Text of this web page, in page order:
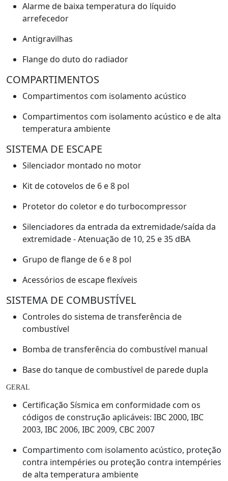
Alarme de baixa temperatura do líquido
arrefecedor
Antigravilhas
Flange do duto do radiador
COMPARTIMENTOS
Compartimentos com isolamento acústico
Compartimentos com isolamento acústico e de alta
temperatura ambiente
SISTEMA DE ESCAPE
Silenciador montado no motor
Kit de cotovelos de 6 e 8 pol
Protetor do coletor e do turbocompressor
Silenciadores da entrada da extremidade/saída da
extremidade - Atenuação de 10, 25 e 35 dBA
Grupo de flange de 6 e 8 pol
Acessórios de escape flexíveis
SISTEMA DE COMBUSTÍVEL
Controles do sistema de transferência de
combustível
Bomba de transferência do combustível manual
Base do tanque de combustível de parede dupla
GERAL
Certificação Sísmica em conformidade com os
códigos de construção aplicáveis: IBC 2000, IBC
2003, IBC 2006, IBC 2009, CBC 2007
Compartimento com isolamento acústico, proteção
contra intempéries ou proteção contra intempéries
de alta temperatura ambiente